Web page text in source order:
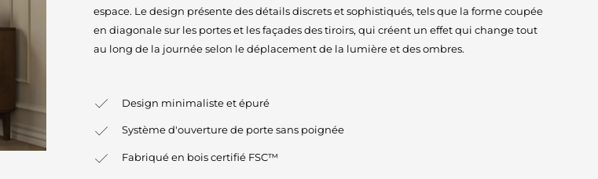
espace. Le design présente des détails discrets et sophistiqués, tels que la forme coupée
en diagonale sur les portes et les façades des tiroirs, qui créent un effet qui change tout
au long de la journée selon le déplacement de la lumière et des ombres.
Design minimaliste et épuré
Système d'ouverture de porte sans poignée
Fabriqué en bois certifié FSC™